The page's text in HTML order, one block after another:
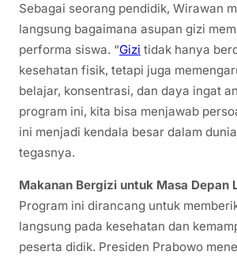
Sebagai seorang pendidik, Wirawan
langsung bagaimana asupan gizi
performa siswa. “Gizi tidak hanya
kesehatan fisik, tetapi juga
belajar, konsentrasi, dan daya ingat
program ini, kita bisa menjawab
ini menjadi kendala besar dalam
tegasnya.
Makanan Bergizi untuk Masa Depan
Program ini dirancang untuk
langsung pada kesehatan dan
peserta didik. Presiden Prabowo